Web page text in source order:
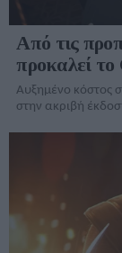
Από τις
προκαλεί
Αυξημένο κόστος
στην ακριβή